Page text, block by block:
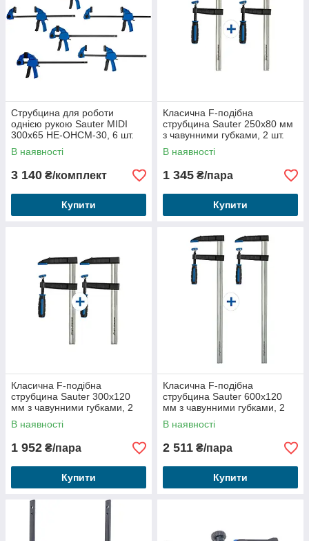
Струбцина для роботи
однією рукою Sauter MIDI
300x65 HE-OHCM-30, 6 шт.
В наявності
3 140 ₴/комплект
Купити
Класична F-подібна
струбцина Sauter 250x80 мм
з чавунними губками, 2 шт.
В наявності
1 345 ₴/пара
Купити
Класична F-подібна
струбцина Sauter 300x120
мм з чавунними губками, 2
шт.
В наявності
1 952 ₴/пара
Купити
Класична F-подібна
струбцина Sauter 600x120
мм з чавунними губками, 2
шт.
В наявності
2 511 ₴/пара
Купити